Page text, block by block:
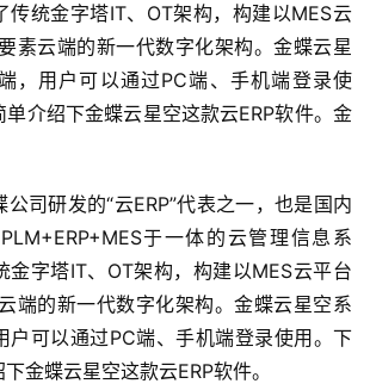
传统金字塔IT、OT架构，构建以MES云
素云端的新一代数字化架构。金蝶云星
，用户可以通过PC端、手机端登录使
介绍下金蝶云星空这款云ERP软件。金
司研发的“云ERP”代表之一，也是国内
于一体的云管理信息系
金字塔IT、OT架构，构建以MES云平台
端的新一代数字化架构。金蝶云星空系
户可以通过PC端、手机端登录使用。下
金蝶云星空这款云ERP软件。